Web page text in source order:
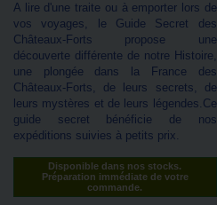
A lire d'une traite ou à emporter lors de
vos voyages, le Guide Secret des
Châteaux-Forts propose une
découverte différente de notre Histoire,
une plongée dans la France des
Châteaux-Forts, de leurs secrets, de
leurs mystères et de leurs légendes.Ce
guide secret bénéficie de nos
expéditions suivies à petits prix.
Disponible dans nos stocks.
Préparation immédiate de votre
commande.